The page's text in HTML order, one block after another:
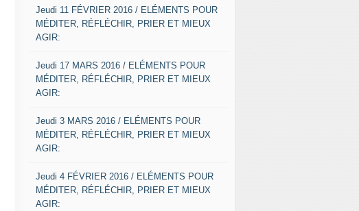
Jeudi 11 FÉVRIER 2016 / ELÉMENTS POUR
MÉDITER, RÉFLÉCHIR, PRIER ET MIEUX
AGIR:
Jeudi 17 MARS 2016 / ELÉMENTS POUR
MÉDITER, RÉFLÉCHIR, PRIER ET MIEUX
AGIR:
Jeudi 3 MARS 2016 / ELÉMENTS POUR
MÉDITER, RÉFLÉCHIR, PRIER ET MIEUX
AGIR:
Jeudi 4 FÉVRIER 2016 / ELÉMENTS POUR
MÉDITER, RÉFLÉCHIR, PRIER ET MIEUX
AGIR: